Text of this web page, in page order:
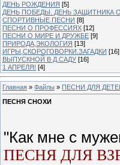
ДЕНЬ РОЖДЕНИЯ [5]
ДЕНЬ ПОБЕДЫ. ДЕНЬ ЗАЩИТНИКА
СПОРТИВНЫЕ ПЕСНИ [8]
ПЕСНИ О ПРОФЕССИЯХ [12]
ПЕСНИ О МИРЕ И ДРУЖБЕ [9]
ПРИРОДА,ЭКОЛОГИЯ [13]
ИГРЫ,СКОРОГОВОРКИ.ЗАГАДКИ [16]
ВЫПУСКНОЙ В Д.САДУ [16]
1 АПРЕЛЯ! [4]
Главная » Файлы » ПЕСНИ ДЛЯ
ПЕСНЯ СНОХИ
"Как мне с
ПЕСНЯ ДЛЯ